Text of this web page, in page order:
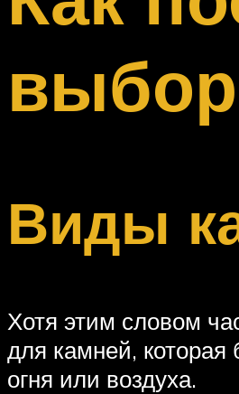
Виды
Хотя этим словом
для камней,
огня или воздуха.